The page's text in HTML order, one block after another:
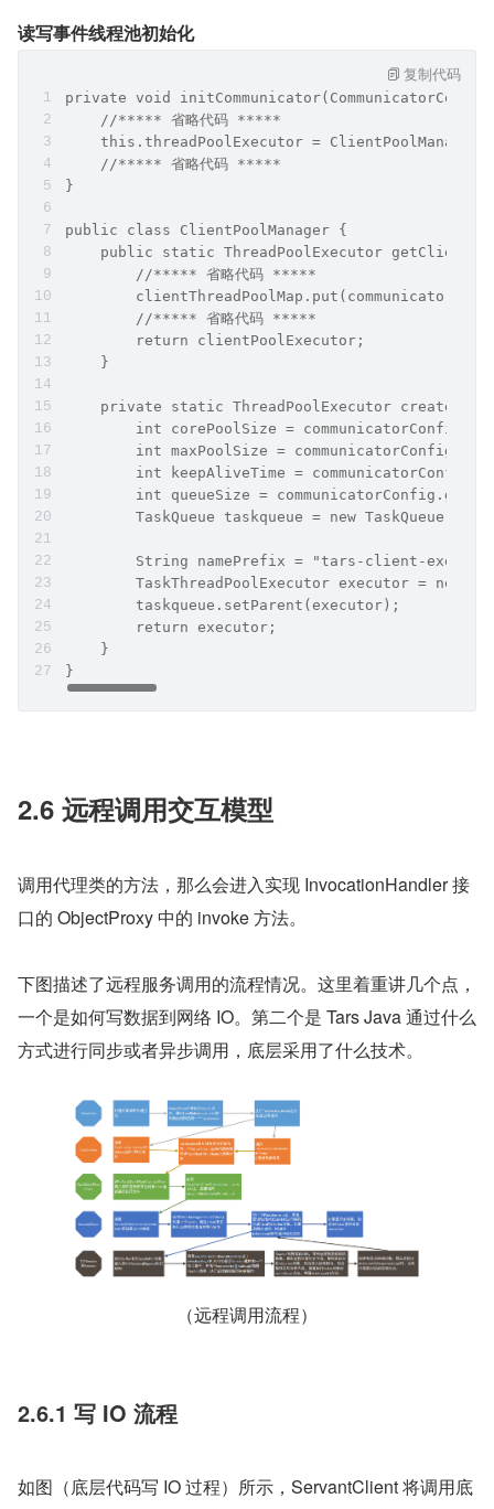
读写事件线程池初始化
private void
    //***** 省略代码 *****
this.threadPoolExecutor =
    //***** 省略代码 *****
}
public class ClientPoolManager {
public static ThreadPoolExecutor
        //***** 省略代码 *****
        //***** 省略代码 *****
        return clientPoolExecutor;
    }
private static ThreadPoolExecutor
int corePoolSize =
int maxPoolSize =
int keepAliveTime =
int queueSize =
TaskQueue taskqueue = new
String namePrefix = "tars-client-
TaskThreadPoolExecutor executor = new
        taskqueue.setParent(executor);
        return executor;
    }
}
复制代码
2.6 远程调用交互模型
调用代理类的方法，那么会进入实现 InvocationHandler 接
口的 ObjectProxy 中的 invoke 方法。
下图描述了远程服务调用的流程情况。这里着重讲几个点，
一个是如何写数据到网络 IO。第二个是 Tars Java 通过什么
方式进行同步或者异步调用，底层采用了什么技术。
（远程调用流程）
2.6.1 写 IO 流程
如图（底层代码写 IO 过程）所示，ServantClient 将调用底